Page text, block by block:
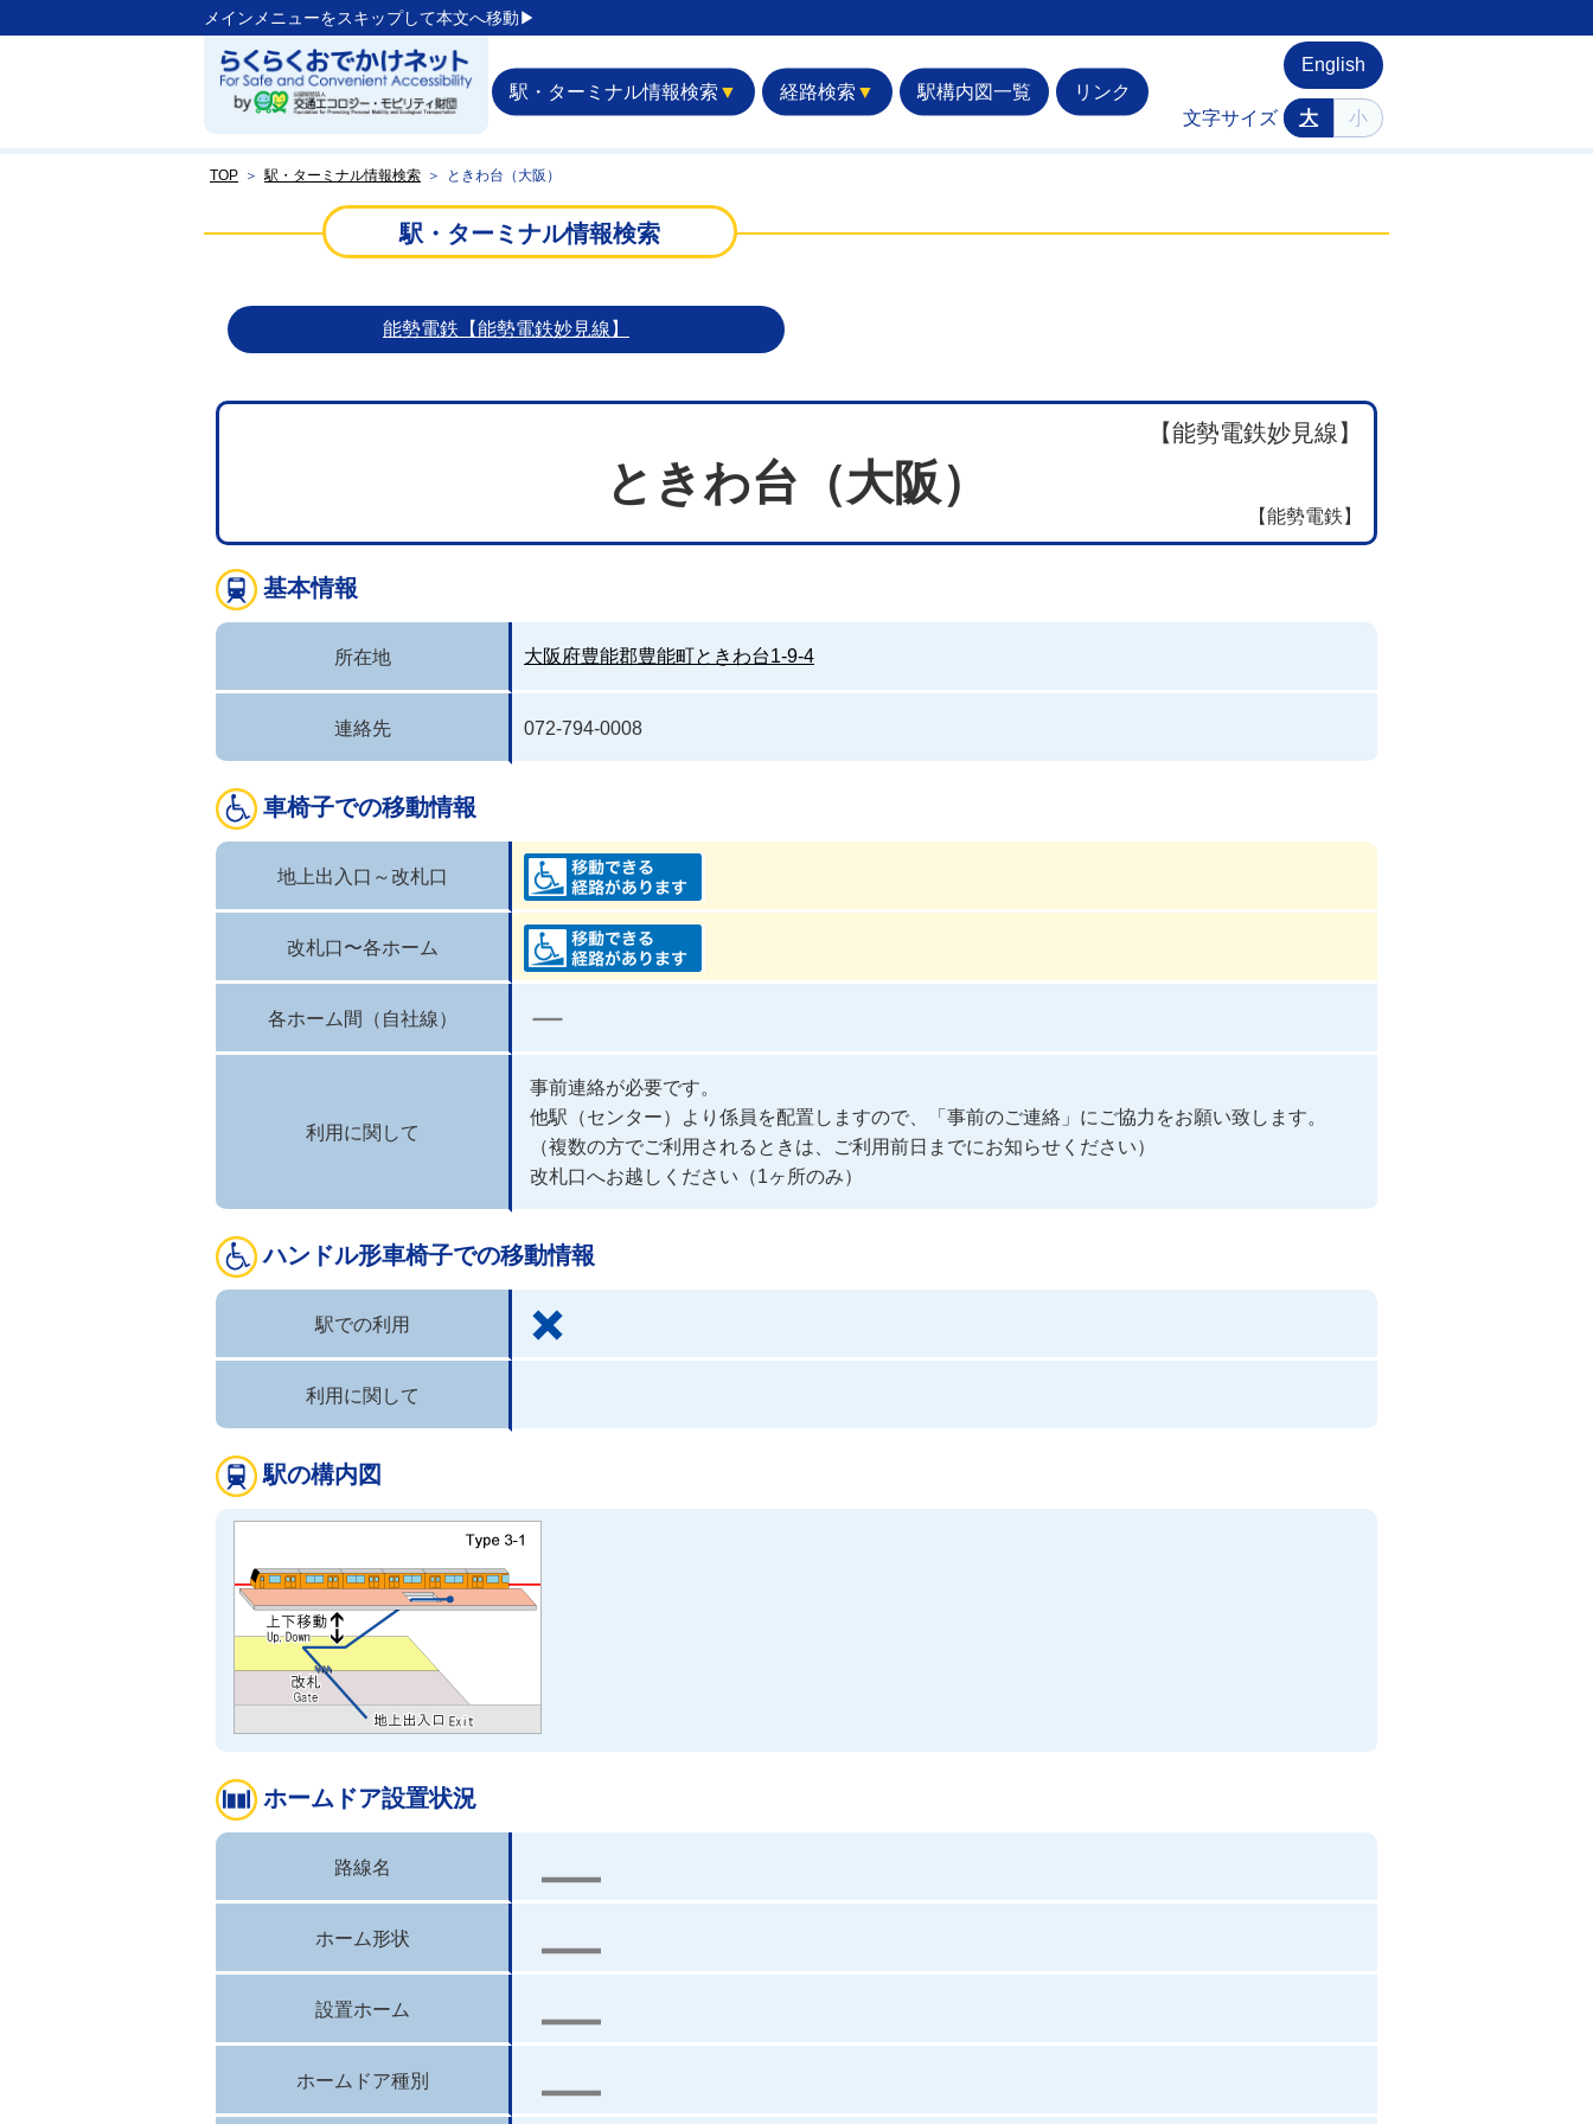
メインメニューをスキップして本文へ移動▶︎
駅・ターミナル情報検索 ▼ 経路検索 ▼ 駅構内図一覧 リンク
English
文字サイズ 大 小
TOP ＞ 駅・ターミナル情報検索 ＞ ときわ台（大阪）
駅・ターミナル情報検索
能勢電鉄【能勢電鉄妙見線】
【能勢電鉄妙見線】
ときわ台（大阪）
【能勢電鉄】
基本情報
所在地 大阪府豊能郡豊能町ときわ台1-9-4
連絡先 072-794-0008
車椅子での移動情報
地上出入口～改札口
改札口〜各ホーム
各ホーム間（自社線）
利用に関して
事前連絡が必要です。
他駅（センター）より係員を配置しますので、「事前のご連絡」にご協力をお願い致します。
（複数の方でご利用されるときは、ご利用前日までにお知らせください）
改札口へお越しください（1ヶ所のみ）
ハンドル形車椅子での移動情報
駅での利用
利用に関して
駅の構内図
ホームドア設置状況
路線名
ホーム形状
設置ホーム
ホームドア種別